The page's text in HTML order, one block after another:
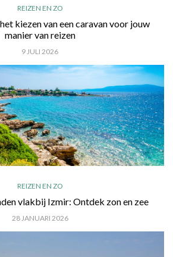
REIZEN EN ZO
kiezen van een caravan voor jouw
manier van reizen
9 JULI 2026
REIZEN EN ZO
vlakbij Izmir: Ontdek zon en zee
28 JANUARI 2026